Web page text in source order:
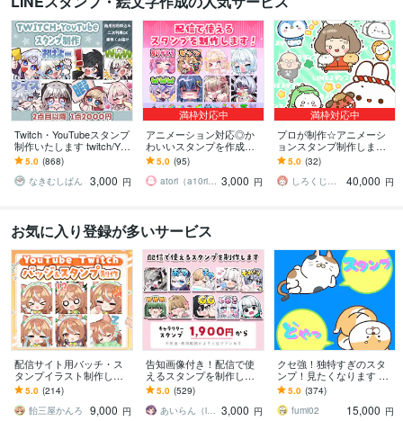
Twitch・YouTubeスタンプ
制作いたします twitch/You
Tube/tiktok配信用スタンプ
制作
5.0 (868)
なきむしぱん
3,000 円
満枠対応中
アニメーション対応◎か
わいいスタンプを作成し
ます 企業実績多数有！Yo
uTube・Twitch・TikTok☆
5.0 (95)
atori（a10ri_p） 3,000 円
満枠対応中
プロが制作☆アニメーシ
ョンスタンプ制作します L
INE、YouTube、Twitch用
アニメスタンプ制作☆
5.0 (32)
しろくじらプラスし
40,000 円
お気に入り登録が多いサービス
配信サイト用バッチ・ス
タンプイラスト制作しま
す 企業実績あり！メンバ
ーシップやサブスク特典
に最適！
5.0 (214)
飴三屋かんろ
9,000 円
告知画像付き！配信で使
えるスタンプを制作しま
す アニメーションスタン
プも対応はじめました！
5.0 (529)
あいらん（iran_stn） 3,000 円
クセ強！独特すぎのスタ
ンプ！見たくなります 大
手企業様お墨付きクオリ
ティ！キャラ映え間違い
ナシ！
5.0 (374)
fumi02
15,000 円